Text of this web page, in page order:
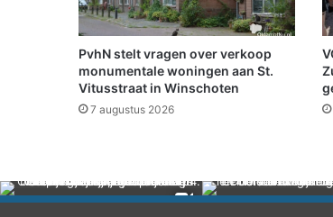
i
n
g
h
u
u
r
s
PvhN stelt vragen over verkoop
monumentale woningen aan St.
Vitusstraat in Winschoten
7 augustus 2026